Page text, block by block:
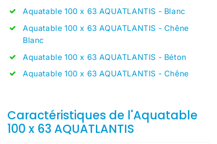
Aquatable 100 x 63 AQUATLANTIS - Blanc
Aquatable 100 x 63 AQUATLANTIS - Chêne
Blanc
Aquatable 100 x 63 AQUATLANTIS - Béton
Aquatable 100 x 63 AQUATLANTIS - Chêne
Caractéristiques de l'Aquatable
100 x 63 AQUATLANTIS